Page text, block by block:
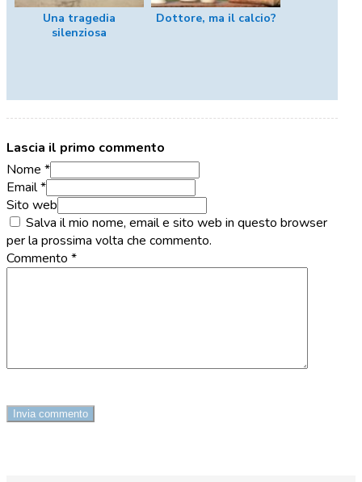
Una tragedia
silenziosa
Dottore, ma il calcio?
Lascia il primo commento
Nome *
Email *
Sito web
Salva il mio nome, email e sito web in questo browser
per la prossima volta che commento.
Commento *